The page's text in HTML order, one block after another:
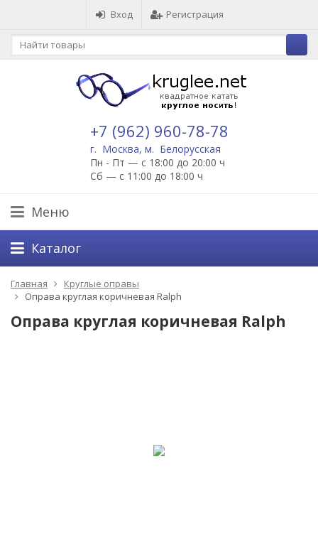
Вход Регистрация
+7 (962) 960-78-78
г. Москва, м. Белорусская
Пн - Пт — с 18:00 до 20:00 ч
Сб — с 11:00 до 18:00 ч
Меню
Каталог
Главная
Круглые оправы
Оправа круглая коричневая Ralph
Оправа круглая коричневая Ralph